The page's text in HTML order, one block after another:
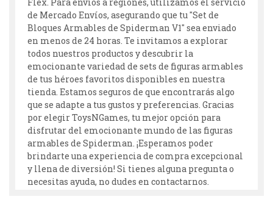
Flex. Para envíos a regiones, utilizamos el servicio
de Mercado Envíos, asegurando que tu "Set de
Bloques Armables de Spiderman V1" sea enviado
en menos de 24 horas. Te invitamos a explorar
todos nuestros productos y descubrir la
emocionante variedad de sets de figuras armables
de tus héroes favoritos disponibles en nuestra
tienda. Estamos seguros de que encontrarás algo
que se adapte a tus gustos y preferencias. Gracias
por elegir ToysNGames, tu mejor opción para
disfrutar del emocionante mundo de las figuras
armables de Spiderman. ¡Esperamos poder
brindarte una experiencia de compra excepcional
y llena de diversión! Si tienes alguna pregunta o
necesitas ayuda, no dudes en contactarnos.